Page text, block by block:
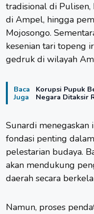
tradisional di
di Ampel, hingga
Mojosongo.
kesenian tari topeng
gedruk di wilayah
Baca
Juga
Korupsi Pupuk
Negara Ditaksir
Sunardi menegaskan
fondasi penting
pelestarian budaya.
akan mendukung
daerah secara
Namun, proses